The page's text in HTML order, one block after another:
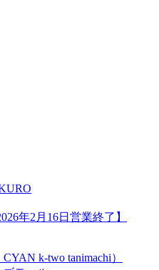
年2月16日営業終了】
k-two tanimachi）